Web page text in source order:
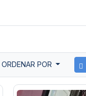
ORDENAR POR